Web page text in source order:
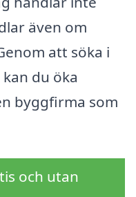
även om
att söka i
du öka
byggfirma som
och utan